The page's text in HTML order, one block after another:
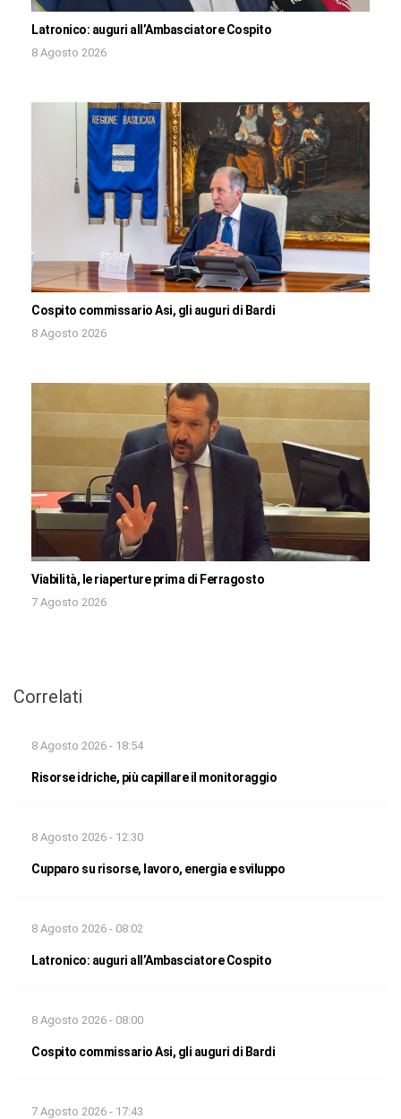
Latronico: auguri all’Ambasciatore Cospito
8 Agosto 2026
Cospito commissario Asi, gli auguri di Bardi
8 Agosto 2026
Viabilità, le riaperture prima di Ferragosto
7 Agosto 2026
Correlati
8 Agosto 2026 - 18:54
Risorse idriche, più capillare il monitoraggio
8 Agosto 2026 - 12:30
Cupparo su risorse, lavoro, energia e sviluppo
8 Agosto 2026 - 08:02
Latronico: auguri all’Ambasciatore Cospito
8 Agosto 2026 - 08:00
Cospito commissario Asi, gli auguri di Bardi
7 Agosto 2026 - 17:43